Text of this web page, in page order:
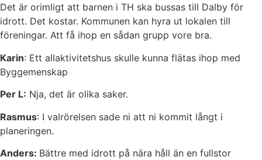
Det är orimligt att barnen i TH ska bussas till Dalby för
idrott. Det kostar. Kommunen kan hyra ut lokalen till
föreningar. Att få ihop en sådan grupp vore bra.
Karin: Ett allaktivitetshus skulle kunna flätas ihop med
Byggemenskap
Per L: Nja, det är olika saker.
Rasmus: I valrörelsen sade ni att ni kommit långt i
planeringen.
Anders: Bättre med idrott på nära håll än en fullstor